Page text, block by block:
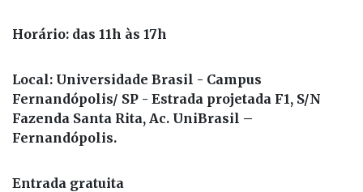
Horário: das 11h às 17h
Local: Universidade Brasil - Campus
Fernandópolis/ SP - Estrada projetada F1, S/N
Fazenda Santa Rita, Ac. UniBrasil –
Fernandópolis.
Entrada gratuita